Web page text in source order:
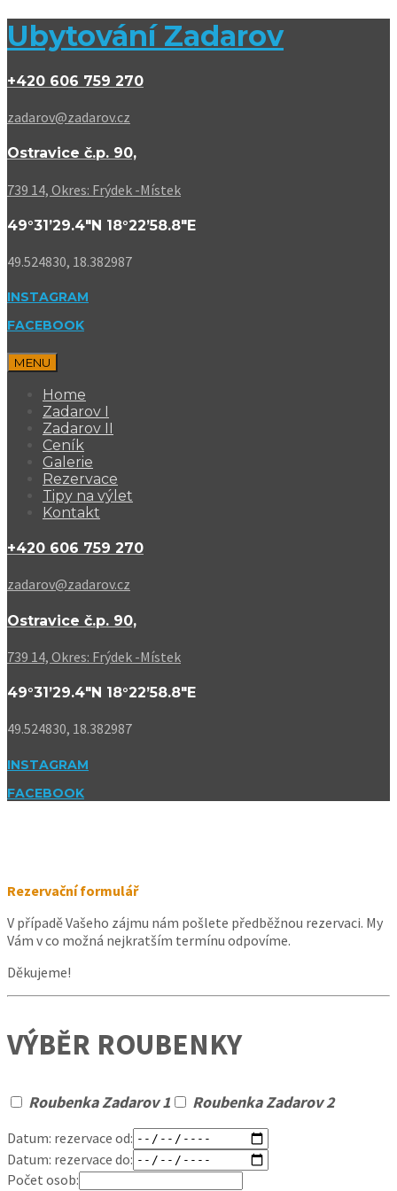
Ubytování Zadarov
+420 606 759 270
zadarov@zadarov.cz
Ostravice č.p. 90,
739 14, Okres: Frýdek -Místek
49°31’29.4″N 18°22’58.8″E
49.524830, 18.382987
INSTAGRAM
FACEBOOK
MENU
Home
Zadarov I
Zadarov II
Ceník
Galerie
Rezervace
Tipy na výlet
Kontakt
+420 606 759 270
zadarov@zadarov.cz
Ostravice č.p. 90,
739 14, Okres: Frýdek -Místek
49°31’29.4″N 18°22’58.8″E
49.524830, 18.382987
INSTAGRAM
FACEBOOK
Rezervační formulář
V případě Vašeho zájmu nám pošlete předběžnou rezervaci. My
Vám v co možná nejkratším termínu odpovíme.
Děkujeme!
VÝBĚR ROUBENKY
Roubenka Zadarov 1 Roubenka Zadarov 2
Datum: rezervace od:
Datum: rezervace do:
Počet osob: